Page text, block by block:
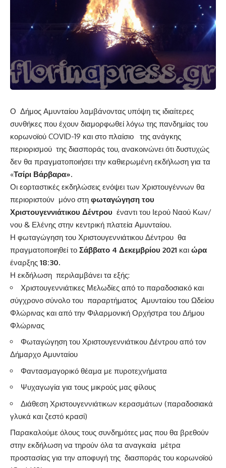
Ο Δήμος Αμυνταίου λαμβάνοντας υπόψη τις ιδιαίτερες
συνθήκες που έχουν διαμορφωθεί λόγω της πανδημίας του
κορωνοϊού COVID-19 και στο πλαίσιο της ανάγκης
περιορισμού της διασποράς του, ανακοινώνει ότι δυστυχώς
δεν θα πραγματοποιήσει την καθιερωμένη εκδήλωση για τα
«Τσίρι Βάρβαρα».
Οι εορταστικές εκδηλώσεις ενόψει των Χριστουγέννων θα
περιοριστούν μόνο στη φωταγώγηση του
Χριστουγεννιάτικου Δέντρου έναντι του Ιερού Ναού Κων/
νου & Ελένης στην κεντρική πλατεία Αμυνταίου.
Η φωταγώγηση του Χριστουγεννιάτικου Δέντρου θα
πραγματοποιηθεί το Σάββατο 4 Δεκεμβρίου 2021 και ώρα
έναρξης 18:30.
Η εκδήλωση περιλαμβάνει τα εξής:
Χριστουγεννιάτικες Μελωδίες από το παραδοσιακό και
σύγχρονο σύνολο του παραρτήματος Αμυνταίου του Ωδείου
Φλώρινας και από την Φιλαρμονική Ορχήστρα του Δήμου
Φλώρινας
Φωταγώγηση του Χριστουγεννιάτικου Δέντρου από τον
Δήμαρχο Αμυνταίου
Φαντασμαγορικό θέαμα με πυροτεχνήματα
Ψυχαγωγία για τους μικρούς μας φίλους
Διάθεση Χριστουγεννιάτικων κερασμάτων (παραδοσιακά
γλυκά και ζεστό κρασί)
Παρακαλούμε όλους τους συνδημότες μας που θα βρεθούν
στην εκδήλωση να τηρούν όλα τα αναγκαία μέτρα
προστασίας για την αποφυγή της διασποράς του κορωνοϊού